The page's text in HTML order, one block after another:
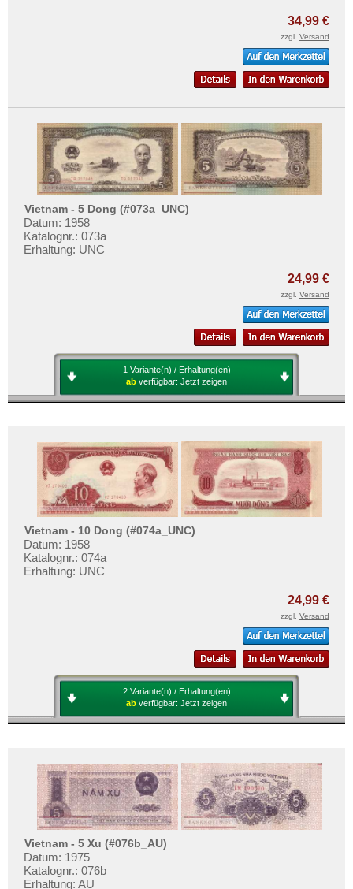
34,99 €
zzgl. Versand
Vietnam - 5 Dong (#073a_UNC)
Datum: 1958
Katalognr.: 073a
Erhaltung: UNC
24,99 €
zzgl. Versand
1 Variante(n) / Erhaltung(en)
ab verfügbar: Jetzt zeigen
Vietnam - 10 Dong (#074a_UNC)
Datum: 1958
Katalognr.: 074a
Erhaltung: UNC
24,99 €
zzgl. Versand
2 Variante(n) / Erhaltung(en)
ab verfügbar: Jetzt zeigen
Vietnam - 5 Xu (#076b_AU)
Datum: 1975
Katalognr.: 076b
Erhaltung: AU